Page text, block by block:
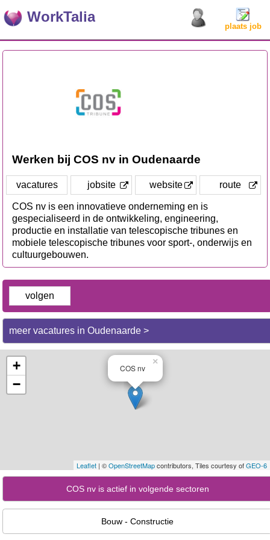
WorkTalia
plaats job
Werken bij COS nv in Oudenaarde
vacatures jobsite website route
COS nv is een innovatieve onderneming en is
gespecialiseerd in de ontwikkeling, engineering,
productie en installatie van telescopische tribunes en
mobiele telescopische tribunes voor sport-, onderwijs en
cultuurgebouwen.
volgen
meer vacatures in Oudenaarde >
COS nv
×
+
−
Leaflet | ©OpenStreetMapcontributors, Tiles courtesy ofGEO-6
COS nv is actief in volgende sectoren
Bouw - Constructie